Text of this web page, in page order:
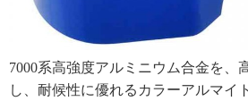
7000系高強度アルミニウム合金を、
し、耐候性に優れるカラーアルマイ